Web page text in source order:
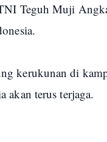
Teguh Muji
kerukunan di
akan terus terjaga.